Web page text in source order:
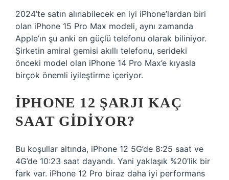
2024’te satın alınabilecek en iyi iPhone’lardan biri
olan iPhone 15 Pro Max modeli, aynı zamanda
Apple’ın şu anki en güçlü telefonu olarak biliniyor.
Şirketin amiral gemisi akıllı telefonu, serideki
önceki model olan iPhone 14 Pro Max’e kıyasla
birçok önemli iyileştirme içeriyor.
IPHONE 12 ŞARJI KAÇ
SAAT GIDIYOR?
Bu koşullar altında, iPhone 12 5G’de 8:25 saat ve
4G’de 10:23 saat dayandı. Yani yaklaşık %20’lik bir
fark var. iPhone 12 Pro biraz daha iyi performans